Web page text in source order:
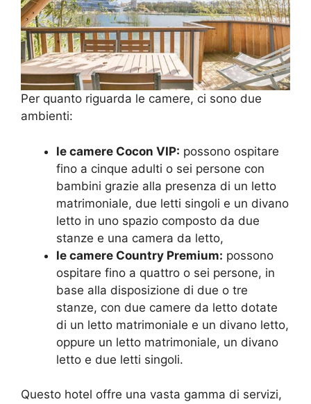
Per quanto riguarda le camere, ci sono due
ambienti:
le camere Cocon VIP: possono ospitare
fino a cinque adulti o sei persone con
bambini grazie alla presenza di un letto
matrimoniale, due letti singoli e un divano
letto in uno spazio composto da due
stanze e una camera da letto,
le camere Country Premium: possono
ospitare fino a quattro o sei persone, in
base alla disposizione di due o tre
stanze, con due camere da letto dotate
di un letto matrimoniale e un divano letto,
oppure un letto matrimoniale, un divano
letto e due letti singoli.
Questo hotel offre una vasta gamma di servizi,